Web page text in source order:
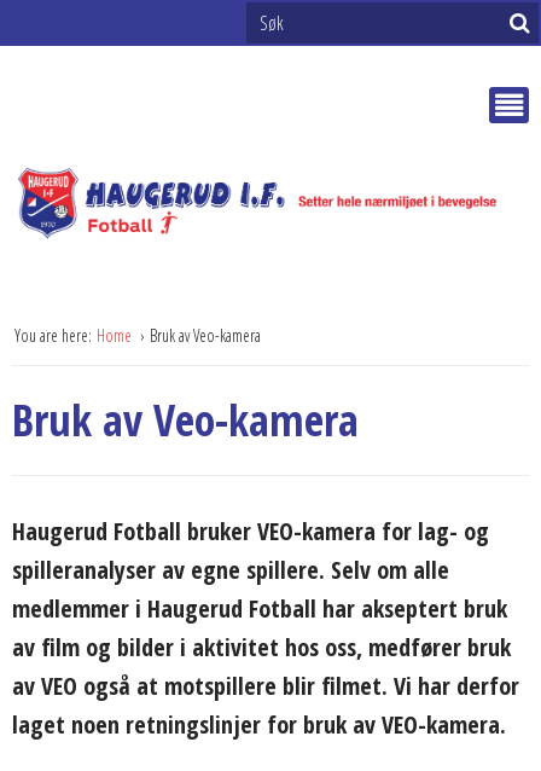
You are here: Home Bruk av Veo-kamera
Bruk av Veo-kamera
Haugerud Fotball bruker VEO-kamera for lag- og
spilleranalyser av egne spillere. Selv om alle
medlemmer i Haugerud Fotball har akseptert bruk
av film og bilder i aktivitet hos oss, medfører bruk
av VEO også at motspillere blir filmet. Vi har derfor
laget noen retningslinjer for bruk av VEO-kamera.